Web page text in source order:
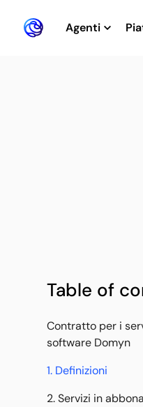
Agenti
Table of
Contratto per i
software Domyn
1. Definizioni
2. Servizi in